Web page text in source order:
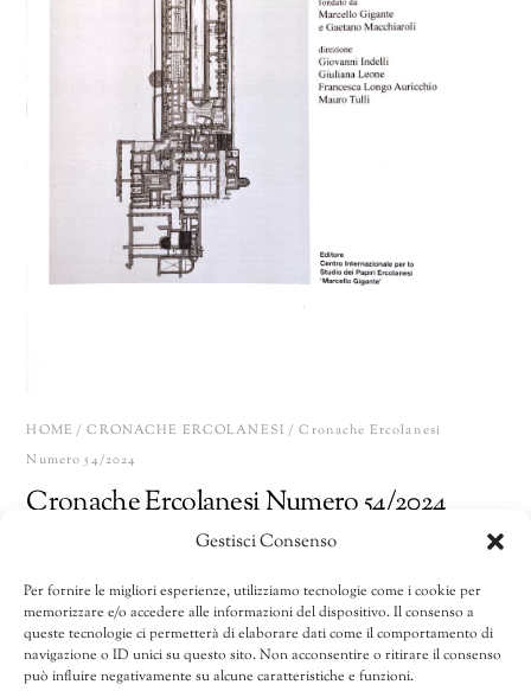
Gestisci Consenso
Per fornire le migliori esperienze, utilizziamo tecnologie come i cookie per
memorizzare e/o accedere alle informazioni del dispositivo. Il consenso a
queste tecnologie ci permetterà di elaborare dati come il comportamento di
navigazione o ID unici su questo sito. Non acconsentire o ritirare il consenso
può influire negativamente su alcune caratteristiche e funzioni.
HOME /CRONACHE ERCOLANESI / Cronache Ercolanesi
Numero 54/2024
Cronache Ercolanesi Numero 54/2024
Cronache
Ercolanesi
Numero
AGGIUNGI AL CARRELLO Share